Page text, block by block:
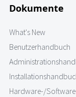
Dokumente
What's New
Benutzerhandbuch
Hardware-/